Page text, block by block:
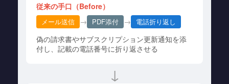
従来の手口（Before）
メール送信 → PDF添付 → 電話折り返し
偽の請求書やサブスクリプション更新通知を添
付し、記載の電話番号に折り返させる
↓